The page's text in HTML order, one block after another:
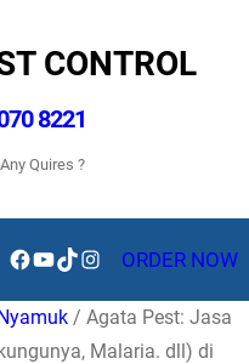
CONTROL
8221
Quires ?
Facebook
YouTube
TikTokInstagramORDER NOW
/ Agata Pest: Jasa
Malaria. dll) di